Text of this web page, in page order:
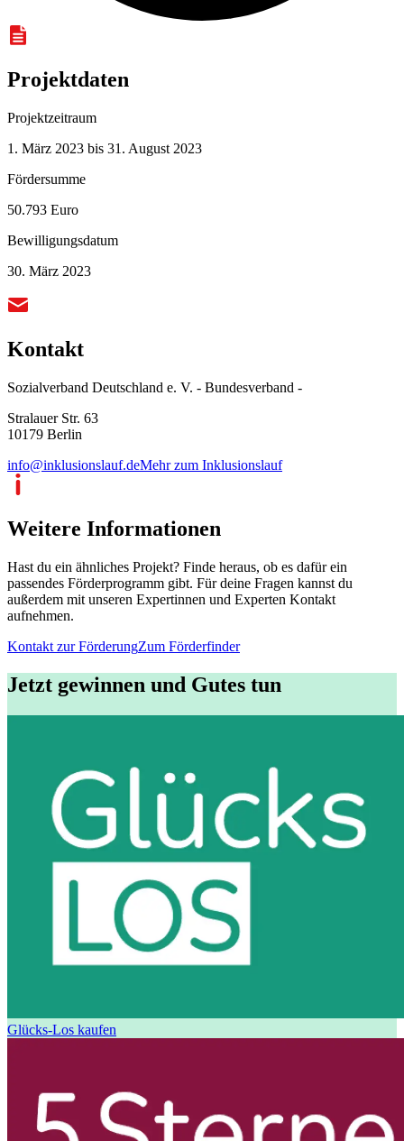
Projektdaten
Projektzeitraum
1. März 2023 bis 31. August 2023
Fördersumme
50.793 Euro
Bewilligungsdatum
30. März 2023
Kontakt
Sozialverband Deutschland e. V. - Bundesverband -
Stralauer Str. 63
10179 Berlin
info@inklusionslauf.deMehr zum Inklusionslauf
Weitere Informationen
Hast du ein ähnliches Projekt? Finde heraus, ob es dafür ein
passendes Förderprogramm gibt. Für deine Fragen kannst du
außerdem mit unseren Expertinnen und Experten Kontakt
aufnehmen.
Kontakt zur FörderungZum Förderfinder
Jetzt gewinnen und Gutes tun
Glücks-Los kaufen